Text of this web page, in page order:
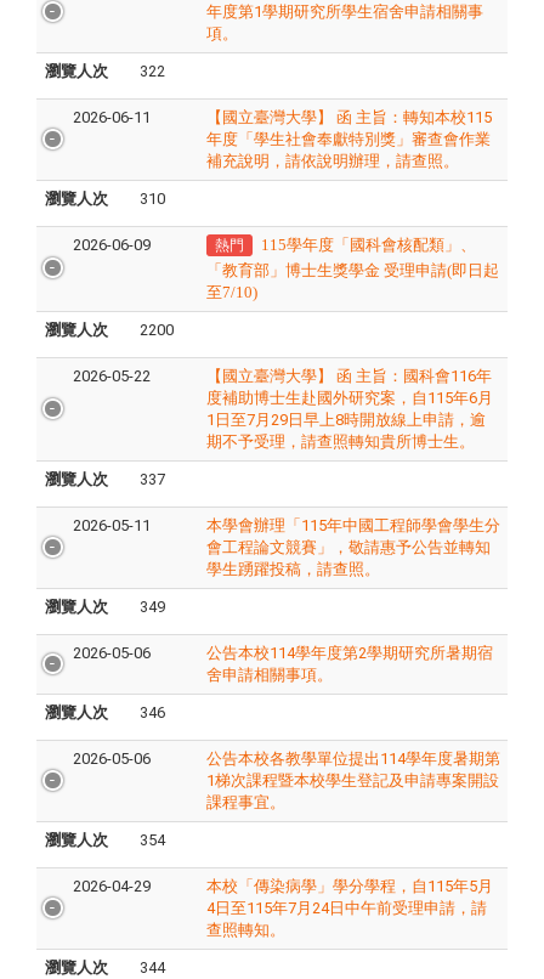
年度第1學期研究所學生宿舍申請相關事
項。
瀏覽人次 322
2026-06-11
【國立臺灣大學】 函 主旨：轉知本校115
年度「學生社會奉獻特別獎」審查會作業
補充說明，請依說明辦理，請查照。
瀏覽人次 310
2026-06-09 熱門 115學年度「國科會核配類」、
「教育部」博士生獎學金 受理申請(即日起
至7/10)
瀏覽人次 2200
2026-05-22
【國立臺灣大學】 函 主旨：國科會116年
度補助博士生赴國外研究案，自115年6月
1日至7月29日早上8時開放線上申請，逾
期不予受理，請查照轉知貴所博士生。
瀏覽人次 337
2026-05-11
本學會辦理「115年中國工程師學會學生分
會工程論文競賽」，敬請惠予公告並轉知
學生踴躍投稿，請查照。
瀏覽人次 349
2026-05-06
公告本校114學年度第2學期研究所暑期宿
舍申請相關事項。
瀏覽人次 346
2026-05-06
公告本校各教學單位提出114學年度暑期第
1梯次課程暨本校學生登記及申請專案開設
課程事宜。
瀏覽人次 354
2026-04-29
本校「傳染病學」學分學程，自115年5月
4日至115年7月24日中午前受理申請，請
查照轉知。
瀏覽人次 344